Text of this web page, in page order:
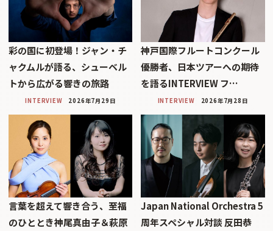
彩の国に初登場！ジャン・チ
ャクムルが語る、シューベル
トから広がる響きの旅路
INTERVIEW 2026年7月29日
神戸国際フルートコンクール
優勝者、日本ツアーへの期待
を語るINTERVIEW フ…
INTERVIEW 2026年7月28日
言葉を超えて響き合う、至福
のひととき神尾真由子＆萩原
Japan National Orchestra 5
周年スペシャル対談 反田恭